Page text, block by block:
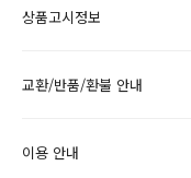
상품고시정보
교환/반품/환불 안내
이용 안내